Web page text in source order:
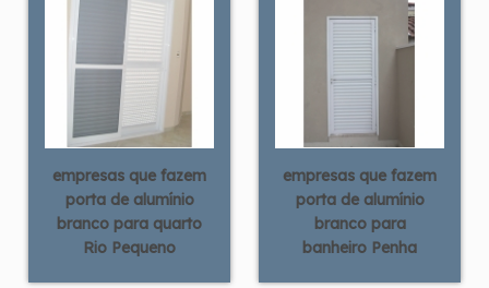
empresas que fazem
porta de alumínio
branco para quarto
Rio Pequeno
empresas que fazem
porta de alumínio
branco para
banheiro Penha